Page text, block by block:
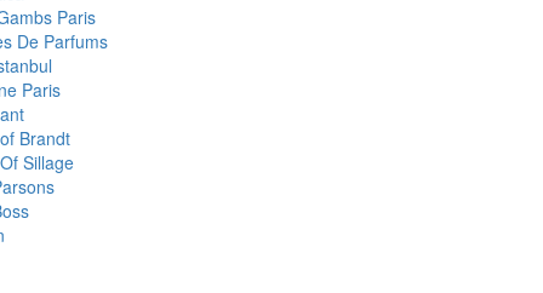
Paris
De Parfums
Paris
Brandt
Sillage